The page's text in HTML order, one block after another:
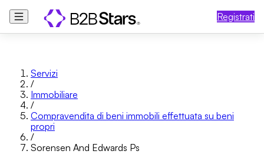
Registrati
Servizi
/
Immobiliare
/
Compravendita di beni immobili effettuata su beni
propri
/
Sorensen And Edwards Ps